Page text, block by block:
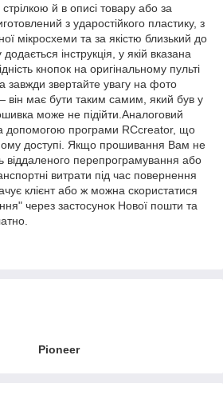
й в описі товару або за
з ударостійкого пластику, з
мікросхеми та за якістю близький до
інструкція, у якій вказана
кнопок на оригінальному пульті
завжди звертайте увагу на фото
він має бути таким самим, який був у
може не підійти.Аналоговий
допомогою програми RCcreator, що
доступі. Якщо прошивання Вам не
віддаленого перепрограмування або
витрати під час повернення
клієнт або ж можна скористатися
через застосунок Нової пошти та
Pioneer